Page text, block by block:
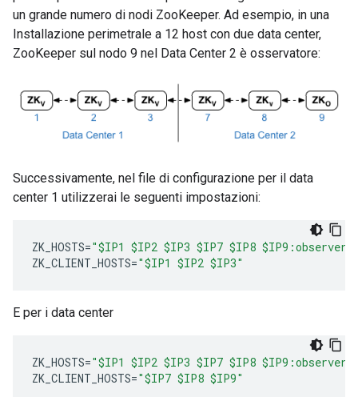
un grande numero di nodi ZooKeeper. Ad esempio, in una
Installazione perimetrale a 12 host con due data center,
ZooKeeper sul nodo 9 nel Data Center 2 è osservatore:
Successivamente, nel file di configurazione per il data
center 1 utilizzerai le seguenti impostazioni:
ZK_HOSTS="$IP1 $IP2 $IP3 $IP7 $IP8 $IP9:observer"
ZK_CLIENT_HOSTS="$IP1 $IP2 $IP3"
E per i data center
ZK_HOSTS="$IP1 $IP2 $IP3 $IP7 $IP8 $IP9:observer"
ZK_CLIENT_HOSTS="$IP7 $IP8 $IP9"